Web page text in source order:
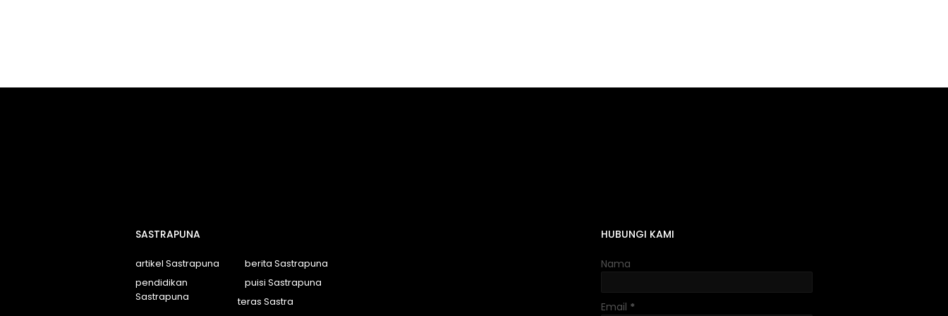
SASTRAPUNA
artikel Sastrapuna
berita Sastrapuna
pendidikan
Sastrapuna
puisi Sastrapuna
teras Sastra
HUBUNGI KAMI
Nama
Email *